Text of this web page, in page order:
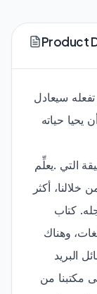
Product
سيعادل
يحيا حياته
التي .يعلِّم
أكثر
كتاب
وهناك
البريد
مكتبنا من